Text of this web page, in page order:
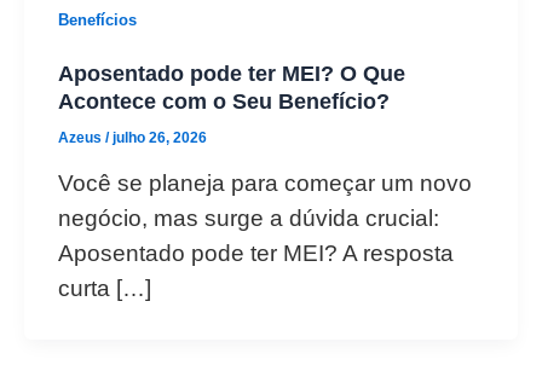
Benefícios
Aposentado pode ter MEI? O Que
Acontece com o Seu Benefício?
Azeus /julho 26, 2026
Você se planeja para começar um novo
negócio, mas surge a dúvida crucial:
Aposentado pode ter MEI? A resposta
curta […]